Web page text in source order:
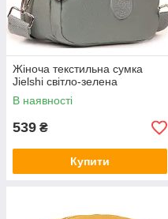
Жіноча текстильна сумка
Jielshi світло-зелена
В наявності
539 ₴
Купити